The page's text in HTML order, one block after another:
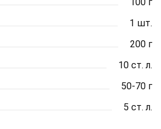
1 шт.
200 г
10 ст. л.
50-70 г
5 ст. л.